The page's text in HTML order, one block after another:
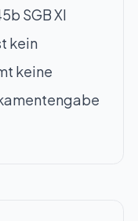
SGB XI
kein
keine